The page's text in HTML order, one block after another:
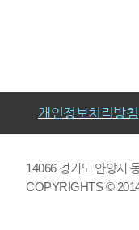
개인정보처리방침
14066 경기도 안양시
COPYRIGHTS ©